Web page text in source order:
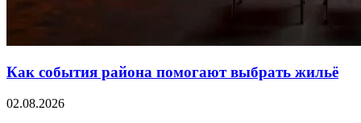
Как события района помогают выбрать жильё
02.08.2026